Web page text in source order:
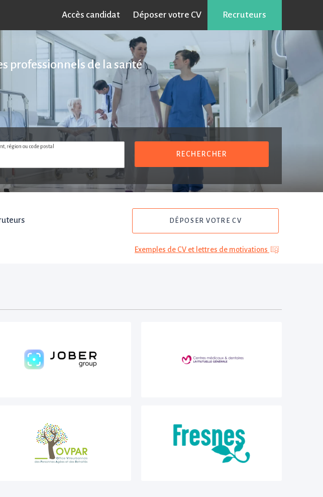
Accès candidat Déposer votre CV Recruteurs
professionnels de la santé
région ou code postal
RECHERCHER
DÉPOSER VOTRE CV
Exemples de CV et lettres de motivations